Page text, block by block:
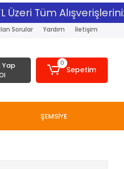
Üzeri Tüm
Sorular Yardım İletişim
Yap 0
Sepetim
ŞEMSİYE